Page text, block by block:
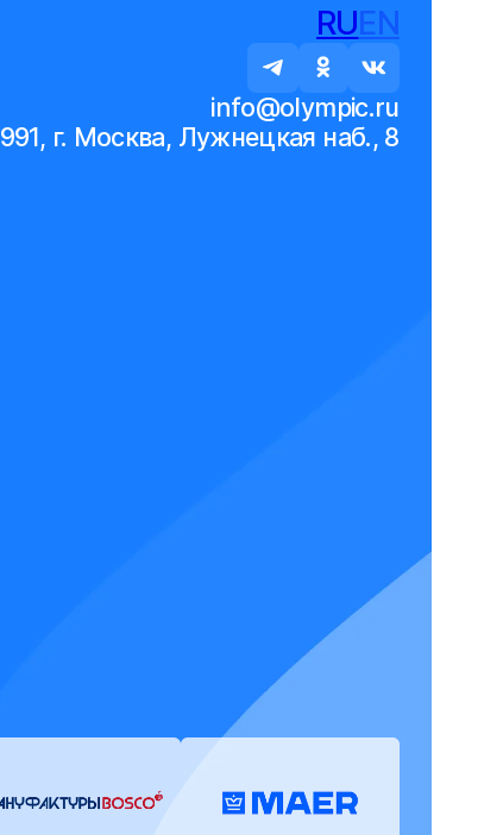
RUEN
info@olympic.ru
г. Москва, Лужнецкая наб., 8